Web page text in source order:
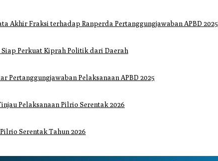
Akhir Fraksi terhadap Ranperda Pertanggungjawaban APBD 2025
Siap Perkuat Kiprah Politik dari Daerah
Pertanggungjawaban Pelaksanaan APBD 2025
Pelaksanaan Pilrio Serentak 2026
Serentak Tahun 2026